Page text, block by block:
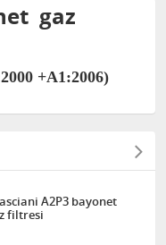
gaz
+A1:2006)
A2P3 bayonet
filtresi